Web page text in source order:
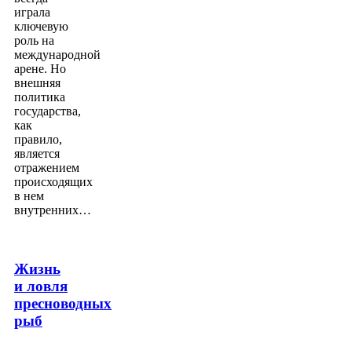
играла
ключевую
роль на
международной
арене. Но
внешняя
политика
государства,
как
правило,
является
отражением
происходящих
в нем
внутренних…
Жизнь
и ловля
пресноводных
рыб